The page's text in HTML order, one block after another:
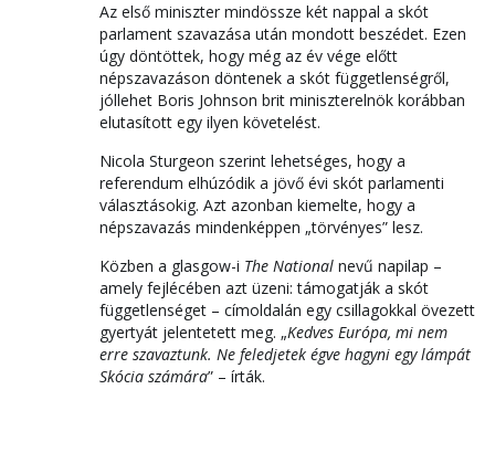
Az első miniszter mindössze két nappal a skót
parlament szavazása után mondott beszédet. Ezen
úgy döntöttek, hogy még az év vége előtt
népszavazáson döntenek a skót függetlenségről,
jóllehet Boris Johnson brit miniszterelnök korábban
elutasított egy ilyen követelést.
Nicola Sturgeon szerint lehetséges, hogy a
referendum elhúzódik a jövő évi skót parlamenti
választásokig. Azt azonban kiemelte, hogy a
népszavazás mindenképpen „törvényes” lesz.
Közben a glasgow-i The National nevű napilap –
amely fejlécében azt üzeni: támogatják a skót
függetlenséget – címoldalán egy csillagokkal övezett
gyertyát jelentetett meg. „Kedves Európa, mi nem
erre szavaztunk. Ne feledjetek égve hagyni egy lámpát
Skócia számára” – írták.